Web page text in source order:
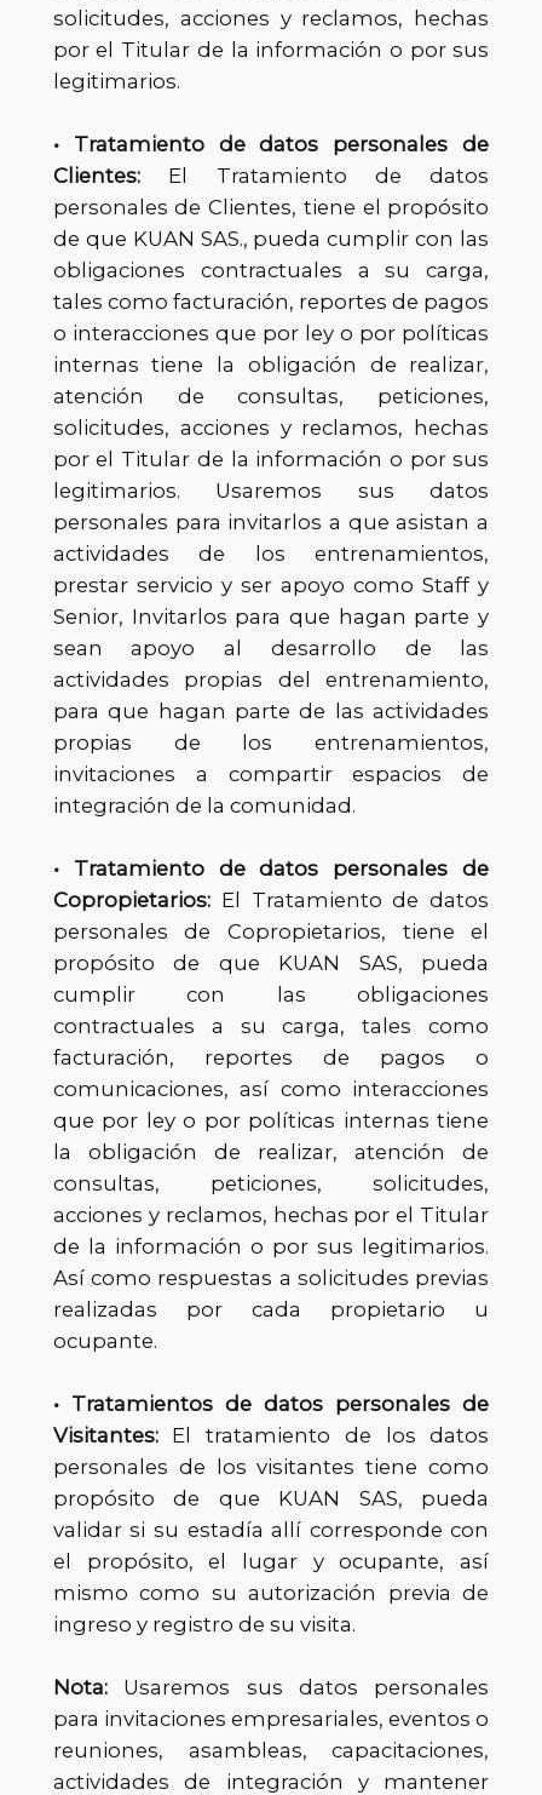
solicitudes, acciones y reclamos, hechas
por el Titular de la información o por sus
legitimarios.
• Tratamiento de datos personales de
Clientes:El Tratamiento de datos
personales de Clientes, tiene el propósito
de que KUAN SAS., pueda cumplir con las
obligaciones contractuales a su carga,
tales como facturación, reportes de pagos
o interacciones que por ley o por políticas
internas tiene la obligación de realizar,
atención de consultas, peticiones,
solicitudes, acciones y reclamos, hechas
por el Titular de la información o por sus
legitimarios. Usaremos sus datos
personales para invitarlos a que asistan a
actividades de los entrenamientos,
prestar servicio y ser apoyo como Staff y
Senior, Invitarlos para que hagan parte y
sean apoyo al desarrollo de las
actividades propias del entrenamiento,
para que hagan parte de las actividades
propias de los entrenamientos,
invitaciones a compartir espacios de
integración de la comunidad.
• Tratamiento de datos personales de
Copropietarios:El Tratamiento de datos
personales de Copropietarios, tiene el
propósito de que KUAN SAS, pueda
cumplir con las obligaciones
contractuales a su carga, tales como
facturación, reportes de pagos o
comunicaciones, así como interacciones
que por ley o por políticas internas tiene
la obligación de realizar, atención de
consultas, peticiones, solicitudes,
acciones y reclamos, hechas por el Titular
de la información o por sus legitimarios.
Así como respuestas a solicitudes previas
realizadas por cada propietario u
ocupante.
• Tratamientos de datos personales de
Visitantes:El tratamiento de los datos
personales de los visitantes tiene como
propósito de que KUAN SAS, pueda
validar si su estadía allí corresponde con
el propósito, el lugar y ocupante, así
mismo como su autorización previa de
ingreso y registro de su visita.
Nota: Usaremos sus datos personales
para invitaciones empresariales, eventos o
reuniones, asambleas, capacitaciones,
actividades de integración y mantener